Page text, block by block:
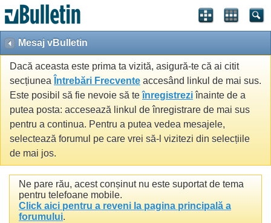
Mesaj vBulletin
Dacă aceasta este prima ta vizită, asigură-te că ai citit
secțiunea Întrebări Frecvente accesând linkul de mai sus.
Este posibil să fie nevoie să teînregistreziînainte de a
putea posta: accesează linkul de înregistrare de mai sus
pentru a continua. Pentru a putea vedea mesajele,
selectează forumul pe care vrei să-l vizitezi din selecțiile
de mai jos.
Ne pare rău, acest conșinut nu este suportat de tema
pentru telefoane mobile.
Click aici pentru a reveni la pagina principală a
forumului.